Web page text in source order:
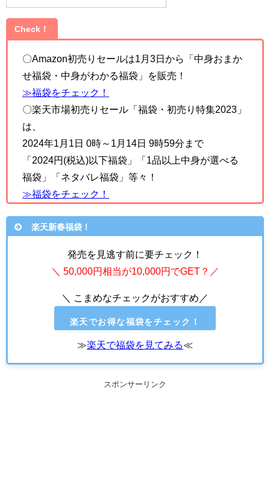
Check！
〇Amazon初売りセールは1月3日から「中身おまか
せ福袋・中身がわかる福袋」を販売！
≫福袋をチェック！
〇楽天市場初売りセール「福袋・初売り特集2023」
は、
2024年1月1日 0時～1月14日 9時59分まで
「2024円(税込)以下福袋」「1品以上中身が選べる
福袋」「ネタバレ福袋」 等々！
≫福袋をチェック！
楽天新春福袋！
発売を見逃す前に要チェック！
＼ 50,000円相当が10,000円でGET？／
＼ こまめなチェックがおすすめ／
楽天でお得な福袋をチェック！
≫楽天で福袋を見てみる≪
スポンサーリンク